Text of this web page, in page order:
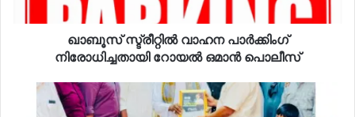
ഖാബൂസ് സ്ട്രീറ്റിൽ വാഹന പാർക്കിംഗ്
നിരോധിച്ചതായി റോയൽ ഒമാൻ പൊലീസ്